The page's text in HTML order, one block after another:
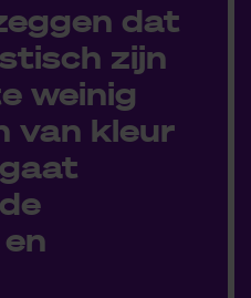
dat
zijn
weinig
van kleur